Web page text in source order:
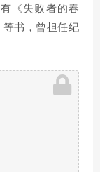
《失败者的春
书，曾担任纪